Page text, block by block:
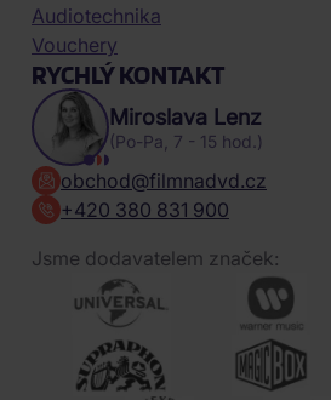
Audiotechnika
Vouchery
RYCHLÝ KONTAKT
Miroslava Lenz
(Po-Pa, 7 - 15 hod.)
obchod@filmnadvd.cz
+420 380 831 900
Jsme dodavatelem značek: